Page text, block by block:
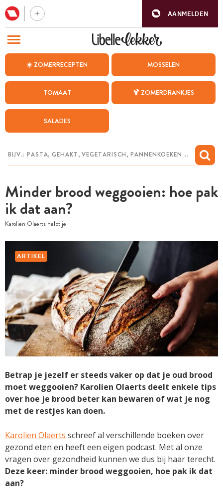
AANMELDEN
☀️ ZOMERRECEPTEN MOSSELEN
TOMAAT 🍹 ZOMERDRANKJES
SALADES
Minder brood weggooien: hoe pak
ik dat aan?
Karolien Olaerts helpt je
ARTIKEL
Betrap je jezelf er steeds vaker op dat je oud brood
moet weggooien? Karolien Olaerts deelt enkele tips
over hoe je brood beter kan bewaren of wat je nog
met de restjes kan doen.
Karolien Olaerts schreef al verschillende boeken over
gezond eten en heeft een eigen podcast. Met al onze
vragen over gezondheid kunnen we dus bij haar terecht.
Deze keer: minder brood weggooien, hoe pak ik dat
aan?
BEZOEK ONZE ANDERE WEBSITES
WEEKMENU
CHAT MET MAIA
MIJN BEWAARDE RECEPTEN